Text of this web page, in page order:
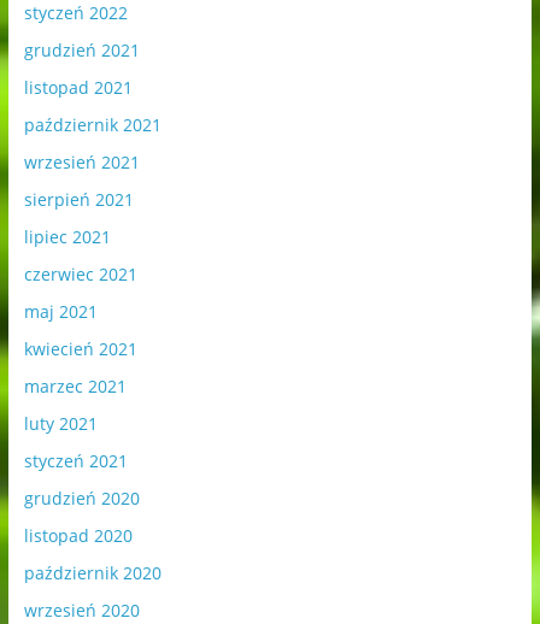
styczeń 2022
grudzień 2021
listopad 2021
październik 2021
wrzesień 2021
sierpień 2021
lipiec 2021
czerwiec 2021
maj 2021
kwiecień 2021
marzec 2021
luty 2021
styczeń 2021
grudzień 2020
listopad 2020
październik 2020
wrzesień 2020